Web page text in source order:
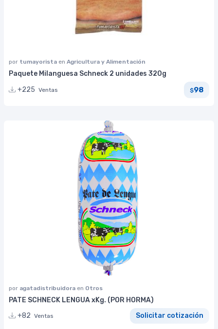
por tumayorista en Agricultura y Alimentación
Paquete Milanguesa Schneck 2 unidades 320g
+225 Ventas $98
por agatadistribuidora en Otros
PATE SCHNECK LENGUA xKg. (POR HORMA)
+82 Ventas Solicitar cotización